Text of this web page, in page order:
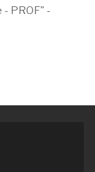
- PROF" -